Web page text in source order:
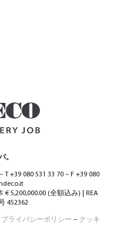
。
+39 080 531 33 70 – F +39 080
€ 5,200,000.00 (全額込み) | REA
452362
プライバシーポリシー – クッキ